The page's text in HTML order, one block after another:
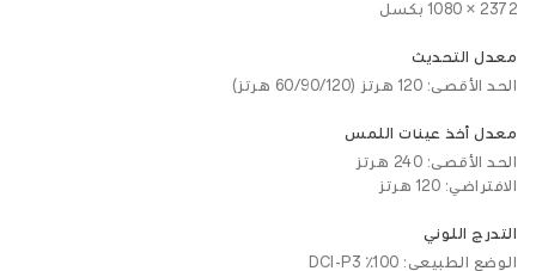
2372 × 1080 بكسل
معدل التحديث
الحد الأقصى: 120 هرتز (60/90/120 هرتز)
معدل أخذ عينات اللمس
الحد الأقصى: 240 هرتز
الافتراضي: 120 هرتز
التدرج اللوني
الوضع الطبيعي: 100٪ DCI-P3